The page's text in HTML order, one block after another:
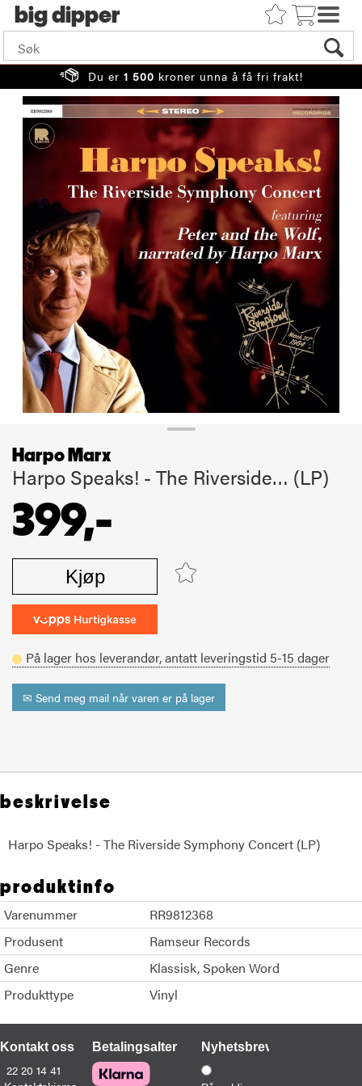
big
Du er 1 500 kroner unna å få fri frakt!
Harpo Marx
Harpo Speaks! - The Riverside… (LP)
399,-
Kjøp
På lager hos leverandør,antatt leveringstid 5-15 dager
✉ Send meg mail når varen er på lager
beskrivelse
Harpo Speaks! - The Riverside Symphony Concert (LP)
produktinfo
Varenummer
RR9812368
Produsent
Ramseur Records
Genre
Klassisk Spoken Word
Produkttype
Vinyl
Kontakt oss
22 20 14 41
BetalingsalternativerNyhetsbrev